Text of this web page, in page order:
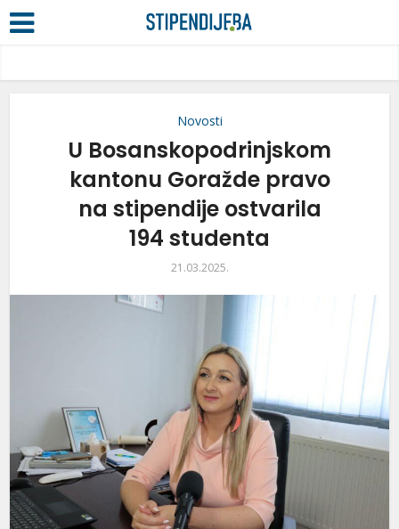
Novosti
U Bosanskopodrinjskom
kantonu Goražde pravo
na stipendije ostvarila
194 studenta
21.03.2025.